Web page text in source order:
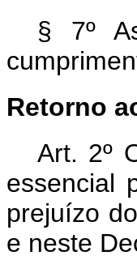
§ 7º
Retorno
Art. 2º
essencial
prejuízo
e neste